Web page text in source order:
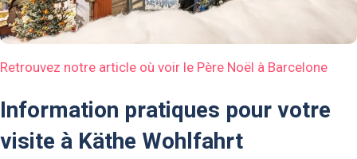
Retrouvez notre article où voir le Père Noël à Barcelone
Information pratiques pour votre
visite à Käthe Wohlfahrt